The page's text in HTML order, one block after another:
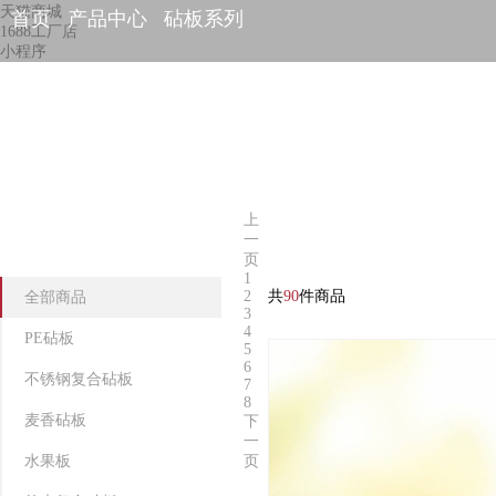
天猫商城
1688工厂店
小程序
首页 产品中心 砧板系列
全部商品
PE砧板
不锈钢复合砧板
麦香砧板
水果板
共90件商品
上
一
页
1
2
3
4
5
6
7
8
下
一
页